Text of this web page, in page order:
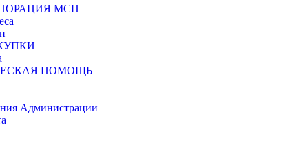
МСП
ПОМОЩЬ
Администрации